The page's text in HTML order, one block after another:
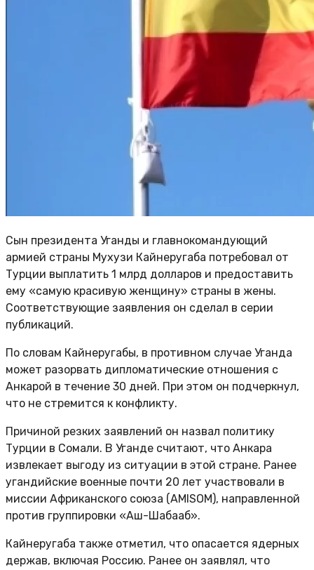
Сын президента Уганды и главнокомандующий
армией страны Мухузи Кайнеругаба потребовал от
Турции выплатить 1 млрд долларов и предоставить
ему «самую красивую женщину» страны в жены.
Соответствующие заявления он сделал в серии
публикаций.
По словам Кайнеругабы, в противном случае Уганда
может разорвать дипломатические отношения с
Анкарой в течение 30 дней. При этом он подчеркнул,
что не стремится к конфликту.
Причиной резких заявлений он назвал политику
Турции в Сомали. В Уганде считают, что Анкара
извлекает выгоду из ситуации в этой стране. Ранее
угандийские военные почти 20 лет участвовали в
миссии Африканского союза (AMISOM), направленной
против группировки «Аш-Шабааб».
Кайнеругаба также отметил, что опасается ядерных
держав, включая Россию. Ранее он заявлял, что